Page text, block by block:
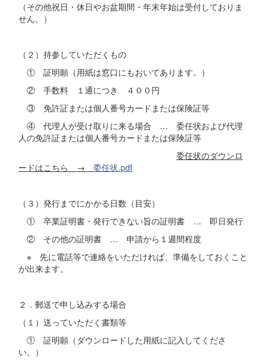
（その他祝日・休日やお盆期間・年末年始は受付しておりま
せん。）
（２）持参していただくもの
① 証明願（用紙は窓口にもおいてあります。）
② 手数料 １通につき ４００円
③ 免許証または個人番号カードまたは保険証等
④ 代理人が受け取りに来る場合 … 委任状および代理
人の免許証または個人番号カードまたは保険証等
委任状のダウンロ
ードはこちら → 委任状.pdf
（３）発行までにかかる日数（目安）
① 卒業証明書・発行できない旨の証明書 … 即日発行
② その他の証明書 … 申請から１週間程度
※ 先に電話等で連絡をいただければ、準備をしておくこと
が出来ます。
２．郵送で申し込みする場合
（１）送っていただく書類等
① 証明願（ダウンロードした用紙に記入してくださ
い。）